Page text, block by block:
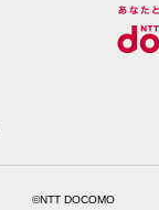
©NTT DOCOMO